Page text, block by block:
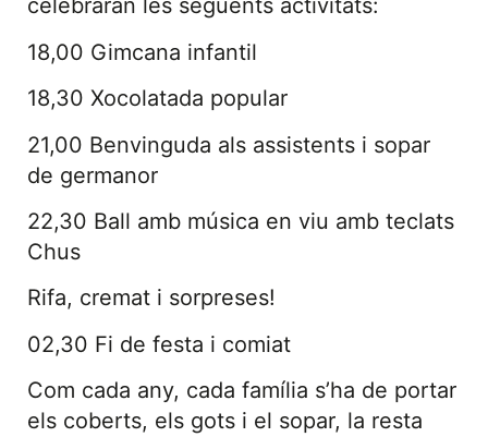
celebraran les següents activitats:
18,00 Gimcana infantil
18,30 Xocolatada popular
21,00 Benvinguda als assistents i sopar
de germanor
22,30 Ball amb música en viu amb teclats
Chus
Rifa, cremat i sorpreses!
02,30 Fi de festa i comiat
Com cada any, cada família s’ha de portar
els coberts, els gots i el sopar, la resta